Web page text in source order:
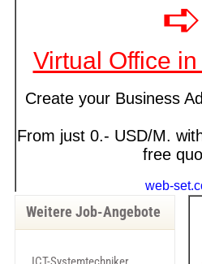
Weitere Job-Angebote